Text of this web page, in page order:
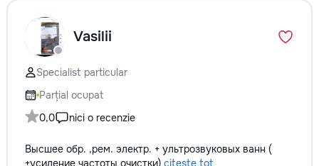
Vasilii
Specialist particular
Parțial ocupat
0,0
nici o recenzie
Высшее обр. ,рем. электр. + ультрозвуковых ванн (
+усиление частоты очистки) citește tot